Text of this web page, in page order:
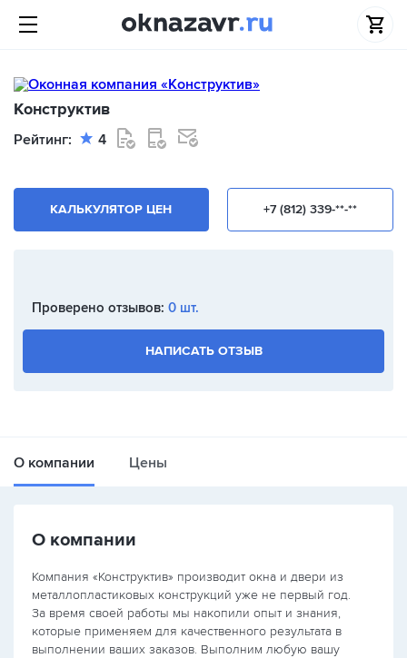
Конструктив
Рейтинг: 4
+7 (812) 339-**-**
КАЛЬКУЛЯТОР ЦЕН
Проверено отзывов: 0 шт.
НАПИСАТЬ ОТЗЫВ
О компании Цены
О компании
Компания «Конструктив» производит окна и двери из
металлопластиковых конструкций уже не первый год.
За время своей работы мы накопили опыт и знания,
которые применяем для качественного результата в
выполнении ваших заказов. Выполним любую вашу